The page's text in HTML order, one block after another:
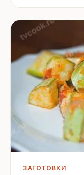
ЗАГОТОВКИ